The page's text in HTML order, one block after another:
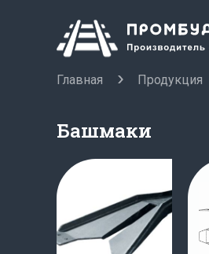
Главная Продукция
Башмаки